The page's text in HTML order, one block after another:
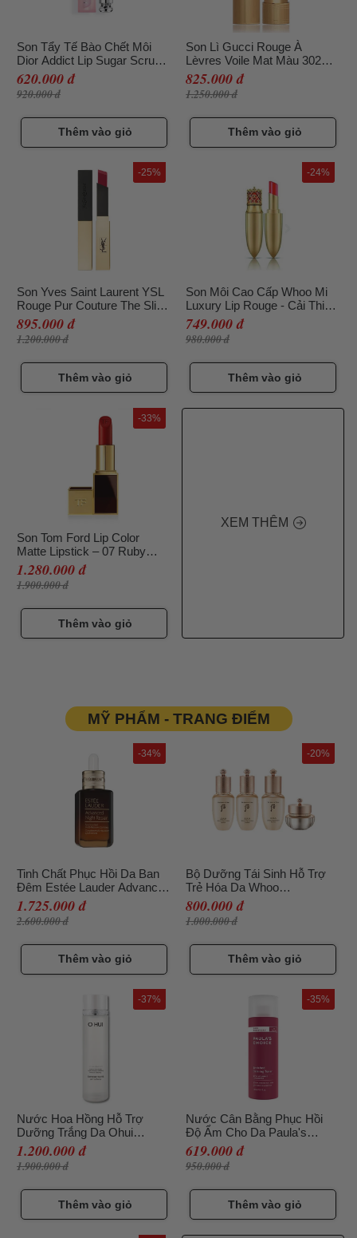
Son Tẩy Tế Bào Chết Môi
Dior Addict Lip Sugar Scrub
Sweet Exfoliating Balm
620.000 đ
920.000 đ
Thêm vào giỏ
Son Lì Gucci Rouge À
Lèvres Voile Mat Màu 302
Agatha Orange Màu Cam
825.000 đ
1.250.000 đ
Thêm vào giỏ
Son Yves Saint Laurent YSL
Rouge Pur Couture The Slim
Màu 21 - Rouge Paradoxe -
Đỏ Mận
895.000 đ
1.200.000 đ
-25%
Thêm vào giỏ
Son Môi Cao Cấp Whoo Mi
Luxury Lip Rouge - Cải Thiện
Nếp Nhăn, Sắc Son Rực Rỡ
#15 Ruby Pink
749.000 đ
980.000 đ
-24%
Thêm vào giỏ
Son Tom Ford Lip Color
Matte Lipstick – 07 Ruby
Rush
1.280.000 đ
1.900.000 đ
-33%
Thêm vào giỏ
XEM THÊM
MỸ PHẨM - TRANG ĐIỂM
Tinh Chất Phục Hồi Da Ban
Đêm Estée Lauder Advanced
Night Repair 50ml
1.725.000 đ
2.600.000 đ
-34%
Thêm vào giỏ
Bộ Dưỡng Tái Sinh Hỗ Trợ
Trẻ Hóa Da Whoo
Cheonyuldan Ultimate
Regenerating Gift Set Mini
4pcs SUM37
800.000 đ
1.000.000 đ
-20%
Thêm vào giỏ
Nước Hoa Hồng Hỗ Trợ
Dưỡng Trắng Da Ohui
Extreme White Skin Softener
1.200.000 đ
1.900.000 đ
-37%
Thêm vào giỏ
Nước Cân Bằng Phục Hồi
Độ Ẩm Cho Da Paula's
Choice Skin Recovery
Enriched Calming Toner
190ml
619.000 đ
950.000 đ
-35%
Thêm vào giỏ